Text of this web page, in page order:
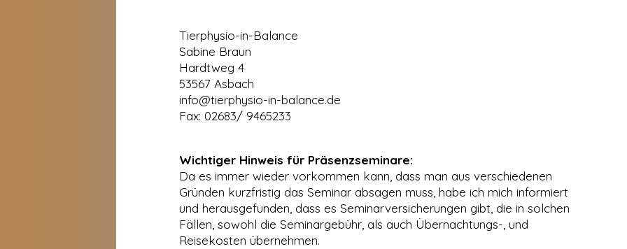
Tierphysio-in-Balance
Sabine Braun
Hardtweg 4
53567 Asbach
info@tierphysio-in-balance.de
Fax: 02683/ 9465233
Wichtiger Hinweis für Präsenzseminare:
Da es immer wieder vorkommen kann, dass man aus verschiedenen
Gründen kurzfristig das Seminar absagen muss, habe ich mich informiert
und herausgefunden, dass es Seminarversicherungen gibt, die in solchen
Fällen, sowohl die Seminargebühr, als auch Übernachtungs-, und
Reisekosten übernehmen.